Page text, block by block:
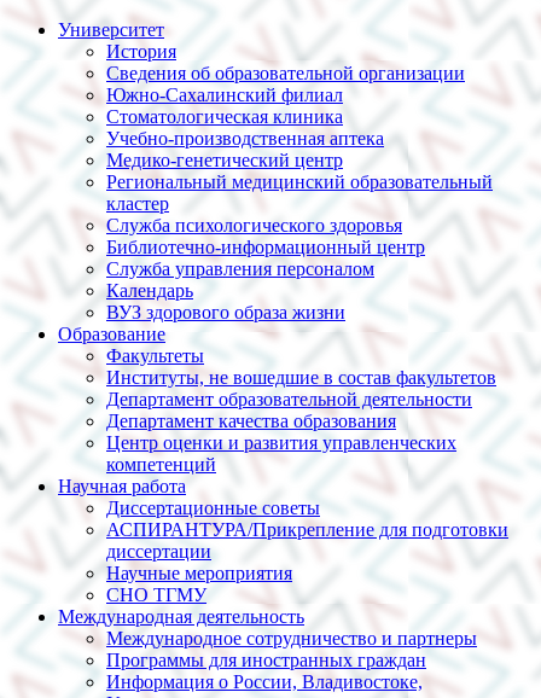
Университет
История
Сведения об образовательной организации
Южно-Сахалинский филиал
Стоматологическая клиника
Учебно-производственная аптека
Медико-генетический центр
Региональный медицинский образовательный
кластер
Служба психологического здоровья
Библиотечно-информационный центр
Служба управления персоналом
Календарь
ВУЗ здорового образа жизни
Образование
Факультеты
Институты, не вошедшие в состав факультетов
Департамент образовательной деятельности
Департамент качества образования
Центр оценки и развития управленческих
компетенций
Научная работа
Диссертационные советы
АСПИРАНТУРА/Прикрепление для подготовки
диссертации
Научные мероприятия
СНО ТГМУ
Международная деятельность
Международное сотрудничество и партнеры
Программы для иностранных граждан
Информация о России, Владивостоке,